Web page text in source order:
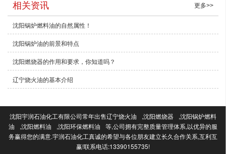
相关资讯 更多>>
沈阳锅炉燃料油的自然属性！
沈阳锅炉油的前景和特点
沈阳燃烧器​的作用和要求，你知道吗？
辽宁烧火油的基本介绍
沈阳宇润石油化工有限公司常年出售辽宁烧火油 ,沈阳燃烧器 ,沈阳锅炉燃料
油
,沈阳燃料油 ,沈阳环保燃料油
等,公司拥有完整质量管理体系,以优异的服
务赢得您的满意.宇润石油化工真诚的希望与各位朋友建立长久合作关系,互利互
赢!联系电话:13390155735!